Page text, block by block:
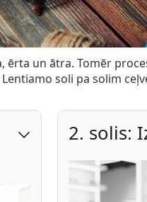
ērta un ātra. Tomēr
soli pa solim
2. solis: